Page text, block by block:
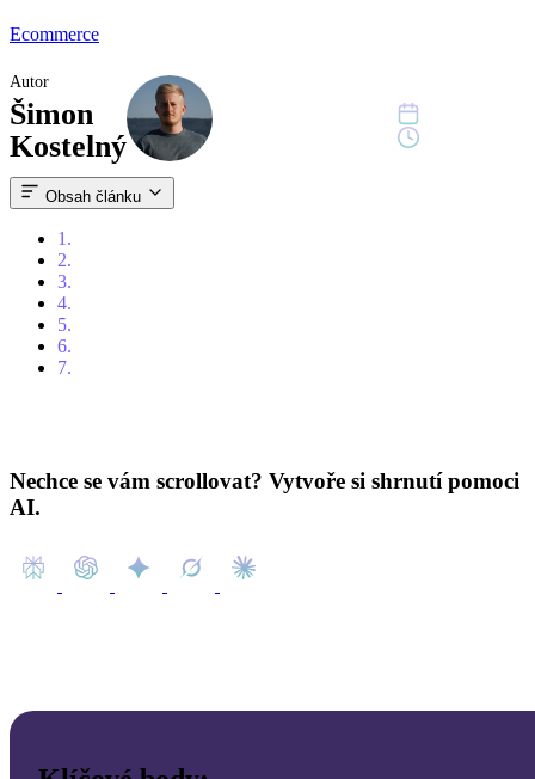
Ecommerce
Autor
Šimon
Kostelný
Obsah článku
1.
2.
3.
4.
5.
6.
7.
Nechce se vám scrollovat? Vytvoře si shrnutí pomoci
AI.